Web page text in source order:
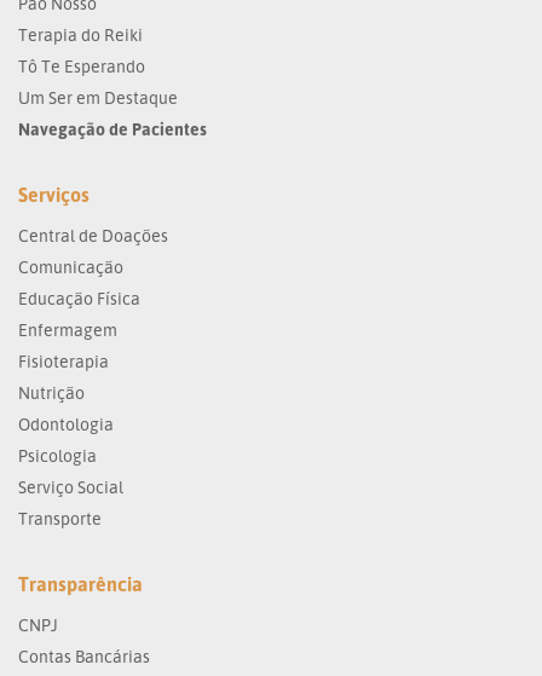
Terapia do Reiki
Tô Te Esperando
Um Ser em Destaque
Navegação de Pacientes
Serviços
Central de Doações
Comunicação
Educação Física
Enfermagem
Fisioterapia
Nutrição
Odontologia
Psicologia
Serviço Social
Transporte
Transparência
CNPJ
Contas Bancárias